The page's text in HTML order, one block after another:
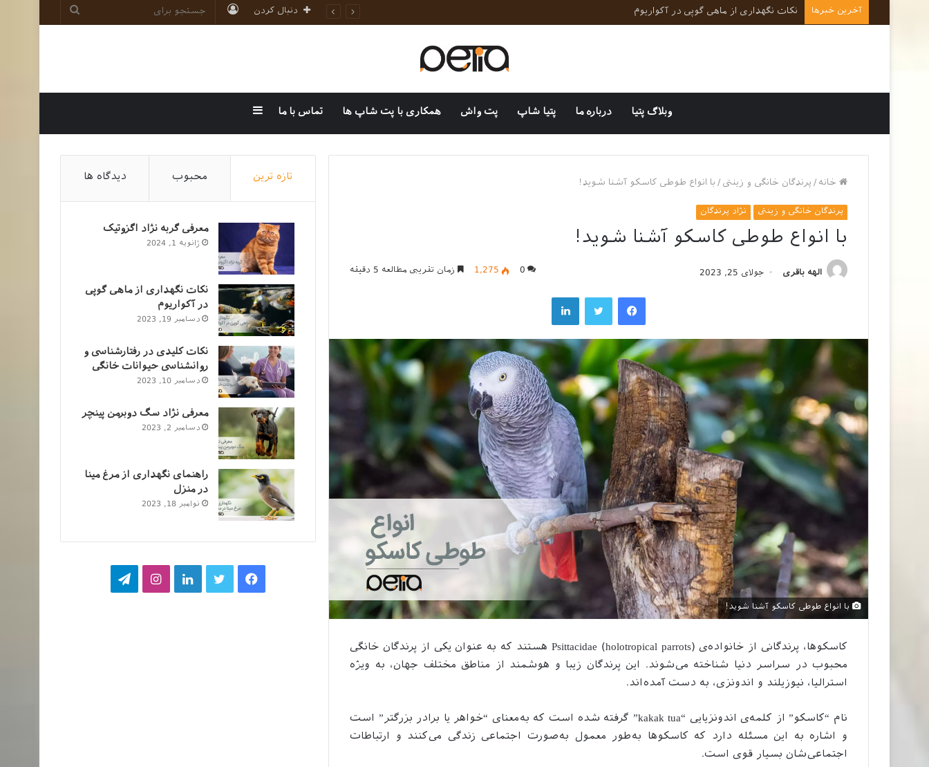
آخرین خبرها نکات کلیدی در رفتارشناسی و روانشناسی حیوانات خانگی
جستجو
ورود دنبال کردن
وبلاگ پتیا درباره ما پتیا شاپ پت واش همکاری با پت شاپ ها تماس با ما سایدبار
خانه / پرندگان خانگی و زینتی / با انواع طوطی کاسکو آشنا شوید!
پرندگان خانگی و زینتی نژاد پرندگان
با انواع طوطی کاسکو آشنا شوید!
الهه باقری جولای 25, 2023 0
1,275 زمان تقریبی مطالعه 5 دقیقه
فیسبوکتوییتر لینکداین
با انواع طوطی کاسکو آشنا شوید!
کاسکو‌ها، پرندگانی از خانواده‌ی Psittacidae (holotropical parrots) هستند که به عنوان یکی از پرندگان خانگی
محبوب در سراسر دنیا شناخته می‌شوند. این پرندگان زیبا و هوشمند از مناطق مختلف جهان، به ویژه
استرالیا، نیوزیلند و اندونزی، به دست آمده‌اند.
نام “کاسکو” از کلمه‌ی اندونزیایی “kakak tua” گرفته شده است که به‌معنای “خواهر یا برادر بزرگتر” است
و اشاره به این مسئله دارد که کاسکوها به‌طور معمول به‌صورت اجتماعی زندگی می‌کنند و ارتباطات
اجتماعی‌شان بسیار قوی است.
تازه ترین محبوب دیدگاه ها
معرفی گربه نژاد اگزوتیک
ژانویه 1, 2024
نکات نگهداری از ماهی گوپی
در آکواریوم
دسامبر 19, 2023
نکات کلیدی در رفتارشناسی و
روانشناسی حیوانات خانگی
دسامبر 10, 2023
معرفی نژاد سگ دوبرمن پینچر
دسامبر 2, 2023
راهنمای نگهداری از مرغ مینا
در منزل
نوامبر 18, 2023
فیسبوکتوییترلینکدایناینستاگرام
تلگرام